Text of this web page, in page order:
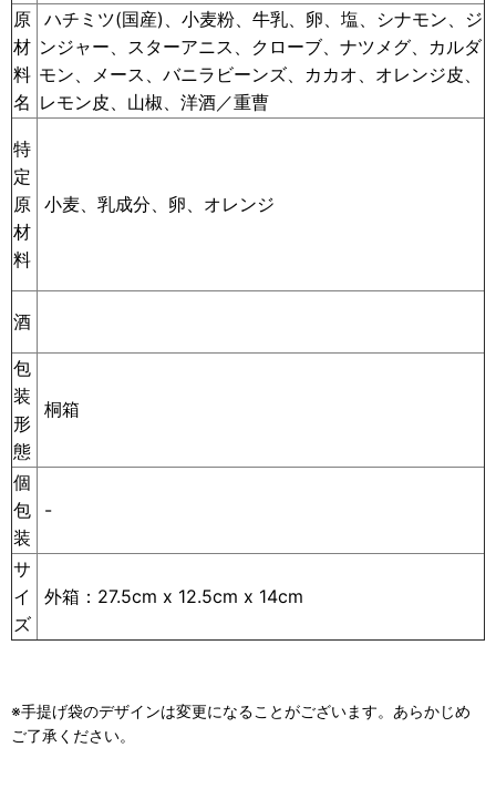
原
材
料
名
ハチミツ(国産)、小麦粉、牛乳、卵、塩、シナモン、ジ
ンジャー、スターアニス、クローブ、ナツメグ、カルダ
モン、メース、バニラビーンズ、カカオ、オレンジ皮、
レモン皮、山椒、洋酒／重曹
特
定
原
材
料
小麦、乳成分、卵、オレンジ
酒
包
装
形
態
桐箱
個
包
装
-
サ
イ
ズ
外箱：27.5cm x 12.5cm x 14cm
※手提げ袋のデザインは変更になることがございます。あらかじめ
ご了承ください。